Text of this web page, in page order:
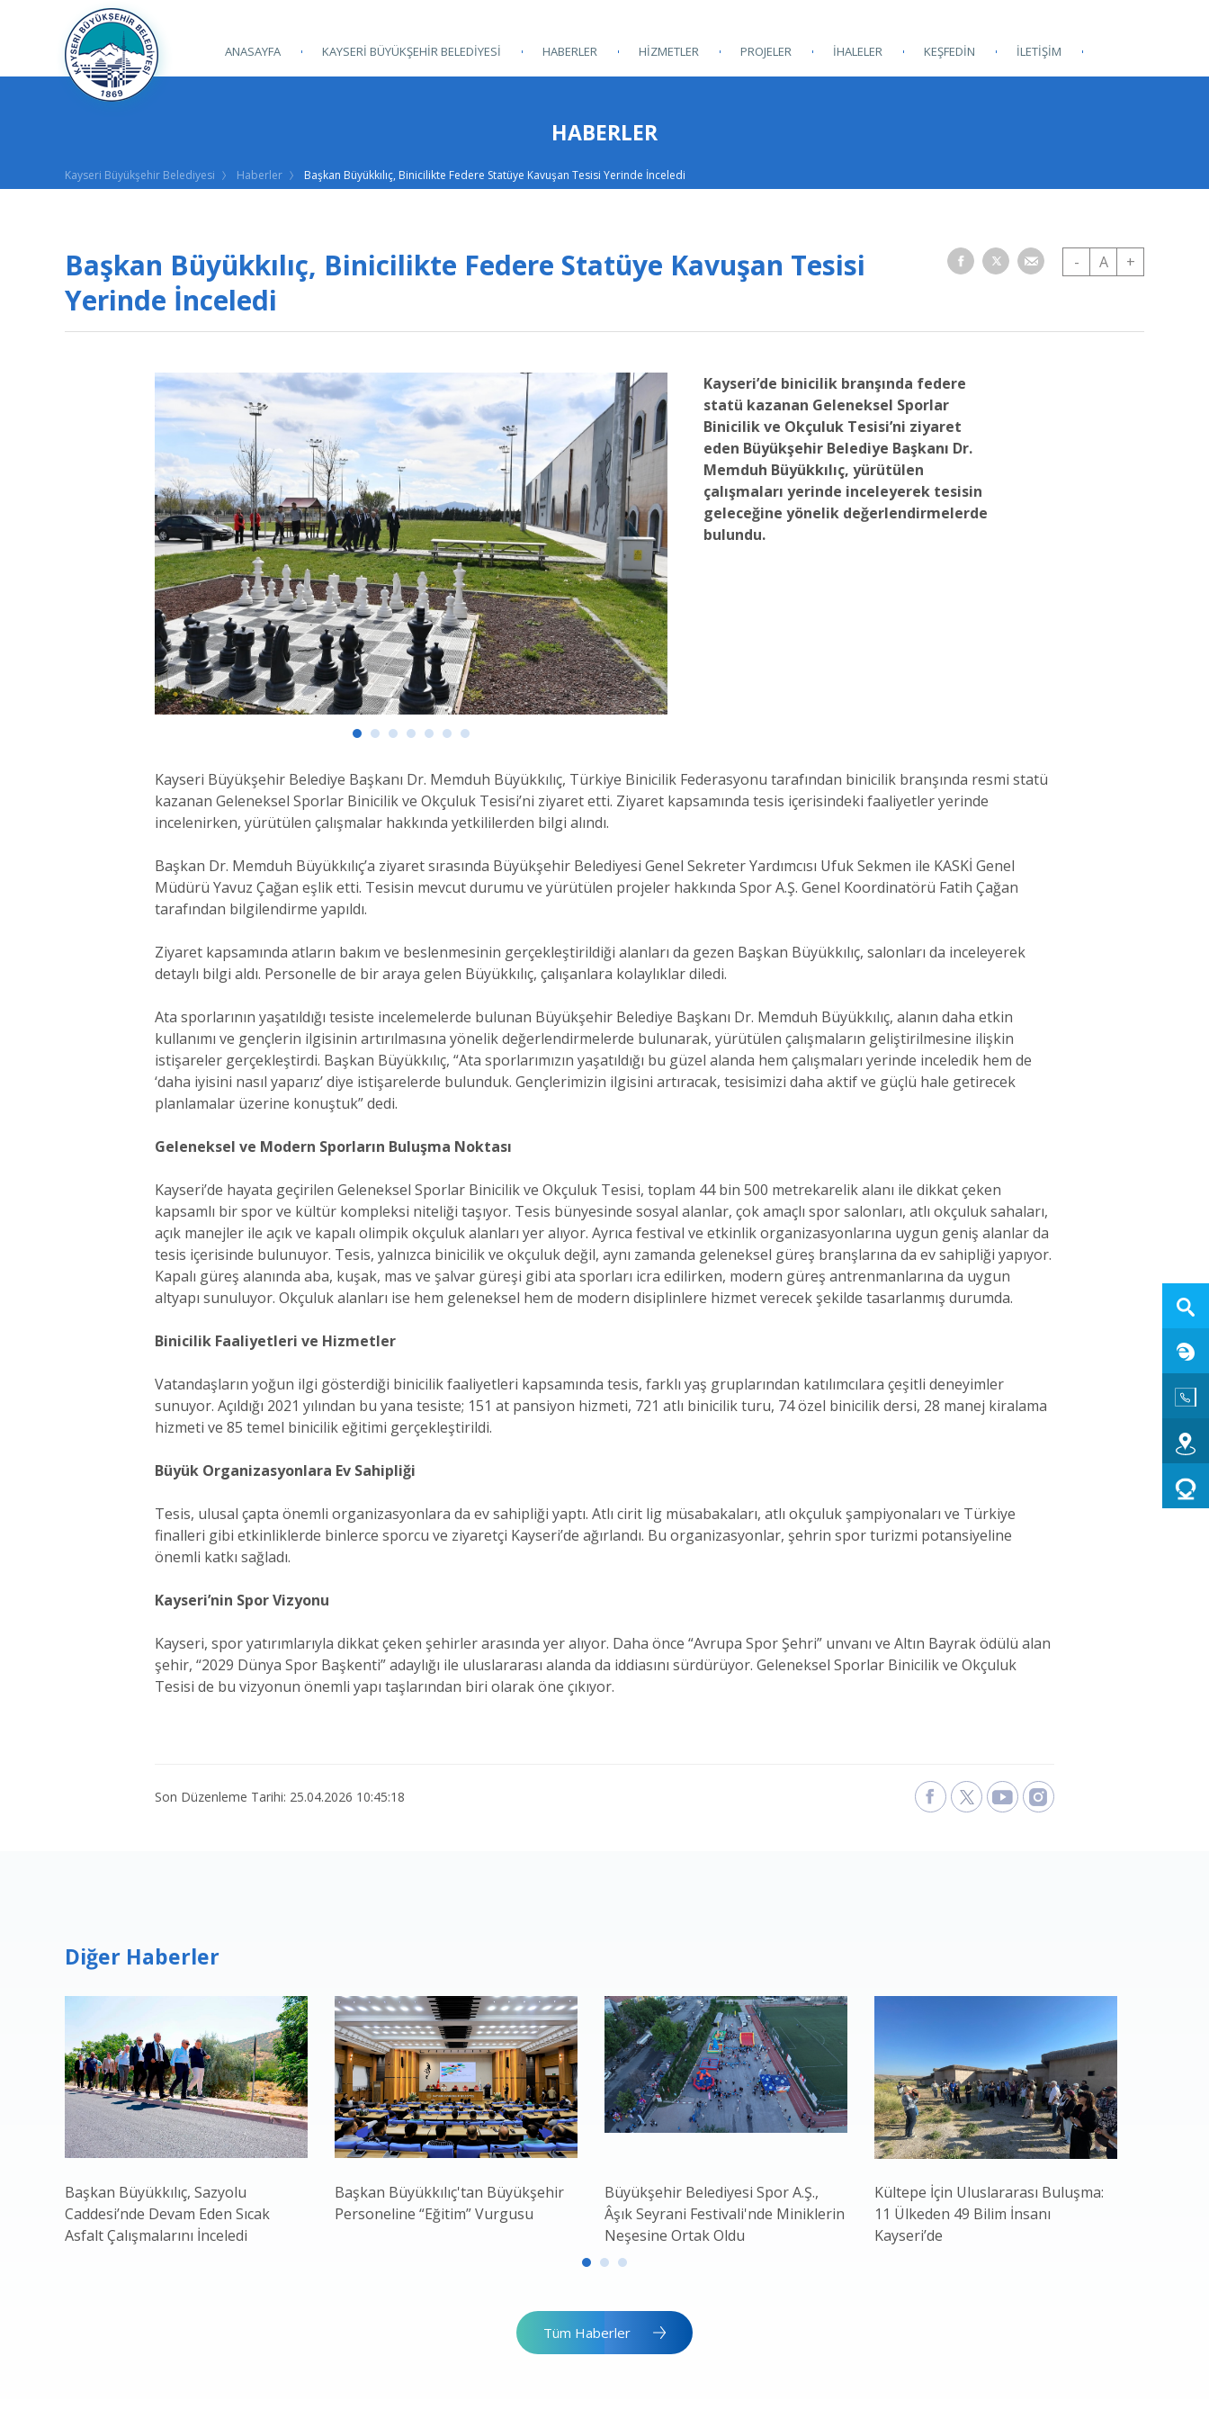
ANASAYFA KAYSERİ BÜYÜKŞEHİR BELEDİYESİ HABERLER HİZMETLER PROJELER İHALELER KEŞFEDİN İLETİŞİM
HABERLER
Kayseri Büyükşehir Belediyesi Haberler Başkan Büyükkılıç, Binicilikte Federe Statüye Kavuşan Tesisi Yerinde İnceledi
Başkan Büyükkılıç, Binicilikte Federe Statüye Kavuşan Tesisi
Yerinde İnceledi
- A +
Kayseri’de binicilik branşında federe
statü kazanan Geleneksel Sporlar
Binicilik ve Okçuluk Tesisi’ni ziyaret
eden Büyükşehir Belediye Başkanı Dr.
Memduh Büyükkılıç, yürütülen
çalışmaları yerinde inceleyerek tesisin
geleceğine yönelik değerlendirmelerde
bulundu.
Kayseri Büyükşehir Belediye Başkanı Dr. Memduh Büyükkılıç, Türkiye Binicilik Federasyonu tarafından binicilik branşında resmi statü
kazanan Geleneksel Sporlar Binicilik ve Okçuluk Tesisi’ni ziyaret etti. Ziyaret kapsamında tesis içerisindeki faaliyetler yerinde
incelenirken, yürütülen çalışmalar hakkında yetkililerden bilgi alındı.
Başkan Dr. Memduh Büyükkılıç’a ziyaret sırasında Büyükşehir Belediyesi Genel Sekreter Yardımcısı Ufuk Sekmen ile KASKİ Genel
Müdürü Yavuz Çağan eşlik etti. Tesisin mevcut durumu ve yürütülen projeler hakkında Spor A.Ş. Genel Koordinatörü Fatih Çağan
tarafından bilgilendirme yapıldı.
Ziyaret kapsamında atların bakım ve beslenmesinin gerçekleştirildiği alanları da gezen Başkan Büyükkılıç, salonları da inceleyerek
detaylı bilgi aldı. Personelle de bir araya gelen Büyükkılıç, çalışanlara kolaylıklar diledi.
Ata sporlarının yaşatıldığı tesiste incelemelerde bulunan Büyükşehir Belediye Başkanı Dr. Memduh Büyükkılıç, alanın daha etkin
kullanımı ve gençlerin ilgisinin artırılmasına yönelik değerlendirmelerde bulunarak, yürütülen çalışmaların geliştirilmesine ilişkin
istişareler gerçekleştirdi. Başkan Büyükkılıç, “Ata sporlarımızın yaşatıldığı bu güzel alanda hem çalışmaları yerinde inceledik hem de
‘daha iyisini nasıl yaparız’ diye istişarelerde bulunduk. Gençlerimizin ilgisini artıracak, tesisimizi daha aktif ve güçlü hale getirecek
planlamalar üzerine konuştuk” dedi.
Geleneksel ve Modern Sporların Buluşma Noktası
Kayseri’de hayata geçirilen Geleneksel Sporlar Binicilik ve Okçuluk Tesisi, toplam 44 bin 500 metrekarelik alanı ile dikkat çeken
kapsamlı bir spor ve kültür kompleksi niteliği taşıyor. Tesis bünyesinde sosyal alanlar, çok amaçlı spor salonları, atlı okçuluk sahaları,
açık manejler ile açık ve kapalı olimpik okçuluk alanları yer alıyor. Ayrıca festival ve etkinlik organizasyonlarına uygun geniş alanlar da
tesis içerisinde bulunuyor. Tesis, yalnızca binicilik ve okçuluk değil, aynı zamanda geleneksel güreş branşlarına da ev sahipliği yapıyor.
Kapalı güreş alanında aba, kuşak, mas ve şalvar güreşi gibi ata sporları icra edilirken, modern güreş antrenmanlarına da uygun
altyapı sunuluyor. Okçuluk alanları ise hem geleneksel hem de modern disiplinlere hizmet verecek şekilde tasarlanmış durumda.
Binicilik Faaliyetleri ve Hizmetler
Vatandaşların yoğun ilgi gösterdiği binicilik faaliyetleri kapsamında tesis, farklı yaş gruplarından katılımcılara çeşitli deneyimler
sunuyor. Açıldığı 2021 yılından bu yana tesiste; 151 at pansiyon hizmeti, 721 atlı binicilik turu, 74 özel binicilik dersi, 28 manej kiralama
hizmeti ve 85 temel binicilik eğitimi gerçekleştirildi.
Büyük Organizasyonlara Ev Sahipliği
Tesis, ulusal çapta önemli organizasyonlara da ev sahipliği yaptı. Atlı cirit lig müsabakaları, atlı okçuluk şampiyonaları ve Türkiye
finalleri gibi etkinliklerde binlerce sporcu ve ziyaretçi Kayseri’de ağırlandı. Bu organizasyonlar, şehrin spor turizmi potansiyeline
önemli katkı sağladı.
Kayseri’nin Spor Vizyonu
Kayseri, spor yatırımlarıyla dikkat çeken şehirler arasında yer alıyor. Daha önce “Avrupa Spor Şehri” unvanı ve Altın Bayrak ödülü alan
şehir, “2029 Dünya Spor Başkenti” adaylığı ile uluslararası alanda da iddiasını sürdürüyor. Geleneksel Sporlar Binicilik ve Okçuluk
Tesisi de bu vizyonun önemli yapı taşlarından biri olarak öne çıkıyor.
Son Düzenleme Tarihi: 25.04.2026 10:45:18
Diğer Haberler
Başkan Büyükkılıç, Sazyolu
Caddesi’nde Devam Eden Sıcak
Asfalt Çalışmalarını İnceledi
Başkan Büyükkılıç'tan Büyükşehir
Personeline “Eğitim” Vurgusu
Büyükşehir Belediyesi Spor A.Ş.,
Âşık Seyrani Festivali'nde Miniklerin
Neşesine Ortak Oldu
Kültepe İçin Uluslararası Buluşma:
11 Ülkeden 49 Bilim İnsanı
Kayseri’de
Tüm Haberler